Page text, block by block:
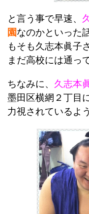
と言う事で早速、
園なのかといった
もそも久志本眞子
まだ高校には通っ
ちなみに、 久志本
墨田区横網２丁目
力視されているよ